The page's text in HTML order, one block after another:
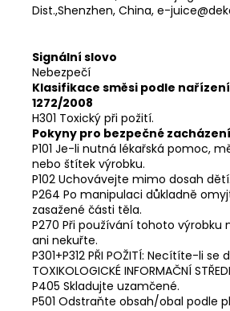
Dist.,Shenzhen, China, e-
Signální slovo
Nebezpečí
Klasifikace směsi podle nařízení
1272/2008
H301 Toxický při požití.
Pokyny pro bezpečné zacházení
P101 Je-li nutná lékařská pomoc,
nebo štítek výrobku.
P102 Uchovávejte mimo dosah dětí.
P264 Po manipulaci důkladně
zasažené části těla.
P270 Při používání tohoto výrobku
ani nekuřte.
P301+P312 PŘI POŽITÍ: Necítíte-li se
TOXIKOLOGICKÉ INFORMAČNÍ
P405 Skladujte uzamčené.
P501 Odstraňte obsah/obal podle